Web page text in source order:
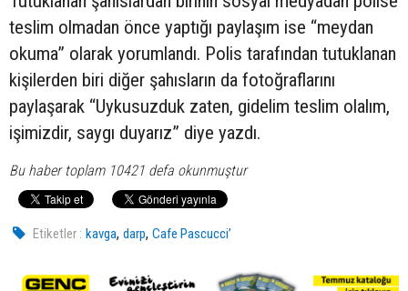
teslim olmadan önce yaptığı paylaşım ise “meydan
okuma” olarak yorumlandı. Polis tarafından tutuklanan
kişilerden biri diğer şahısların da fotoğraflarını
paylaşarak “Uykusuzduk zaten, gidelim teslim olalım,
işimizdir, saygı duyarız” diye yazdı.
Bu haber toplam 10421 defa okunmuştur
Etiketler : kavga,darp,Cafe Pascucci’